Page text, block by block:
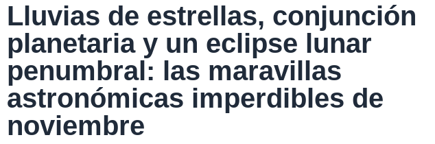
Lluvias de estrellas, conjunción
planetaria y un eclipse lunar
penumbral: las maravillas
astronómicas imperdibles de
noviembre